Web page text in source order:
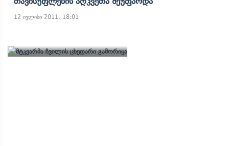
12 ივლისი 2011, 18:01